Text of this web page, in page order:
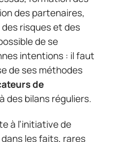
des partenaires,
risques et des
de se
intentions : il faut
de ses méthodes
de
des bilans réguliers.
à l’initiative de
dans les faits, rares